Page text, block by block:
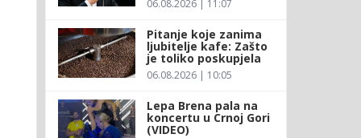
06.08.2026 | 11:07
Pitanje koje zanima
ljubitelje kafe: Zašto
je toliko poskupjela
06.08.2026 | 10:05
Lepa Brena pala na
koncertu u Crnoj Gori
(VIDEO)